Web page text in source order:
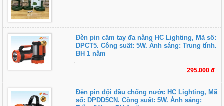
Đèn pin cầm tay đa năng HC Lighting, Mã số:
DPCT5. Công suất: 5W. Ánh sáng: Trung tính.
BH 1 năm
295.000 đ
Đèn pin đội đầu chống nước HC Lighting, Mã
số: DPDD5CN. Công suất: 5W. Ánh sáng: